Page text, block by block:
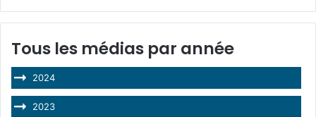
Tous les médias par année
2024
2023